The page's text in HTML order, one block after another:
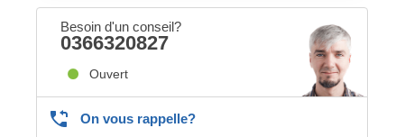
Besoin d'un conseil?
0366320827
Ouvert
On vous rappelle?